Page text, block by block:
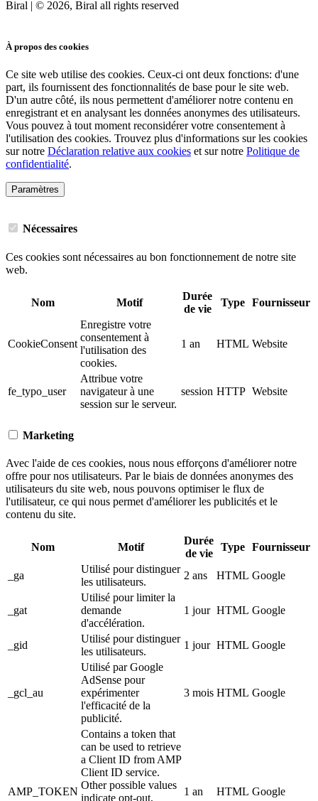
Biral | © 2026, Biral all rights reserved
À propos des cookies
Ce site web utilise des cookies. Ceux-ci ont deux fonctions: d'une
part, ils fournissent des fonctionnalités de base pour le site web.
D'un autre côté, ils nous permettent d'améliorer notre contenu en
enregistrant et en analysant les données anonymes des utilisateurs.
Vous pouvez à tout moment reconsidérer votre consentement à
l'utilisation des cookies. Trouvez plus d'informations sur les cookies
sur notre Déclaration relative aux cookies et sur notre Politique de
confidentialité.
Paramètres
Nécessaires
Ces cookies sont nécessaires au bon fonctionnement de notre site
web.
Nom Motif
Durée
de vie
Type Fournisseur
CookieConsent
Enregistre votre
consentement à
l'utilisation des
cookies.
1 an HTML Website
fe_typo_user
Attribue votre
navigateur à une
session sur le serveur.
session HTTP Website
Marketing
Avec l'aide de ces cookies, nous nous efforçons d'améliorer notre
offre pour nos utilisateurs. Par le biais de données anonymes des
utilisateurs du site web, nous pouvons optimiser le flux de
l'utilisateur, ce qui nous permet d'améliorer les publicités et le
contenu du site.
Nom Motif
Durée
de vie
Type Fournisseur
_ga
Utilisé pour distinguer
les utilisateurs.
2 ans HTML Google
_gat
Utilisé pour limiter la
demande
d'accélération.
1 jour HTML Google
_gid
Utilisé pour distinguer
les utilisateurs.
1 jour HTML Google
_gcl_au
Utilisé par Google
AdSense pour
expérimenter
l'efficacité de la
publicité.
3 mois HTML Google
AMP_TOKEN
Contains a token that
can be used to retrieve
a Client ID from AMP
Client ID service.
Other possible values
indicate opt-out,
1 an HTML Google